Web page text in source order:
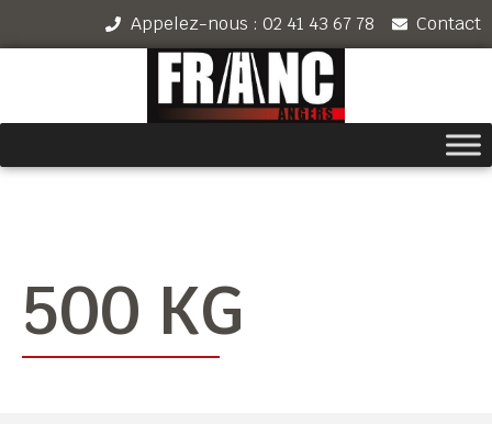
Appelez-nous : 02 41 43 67 78 Contact
500 KG